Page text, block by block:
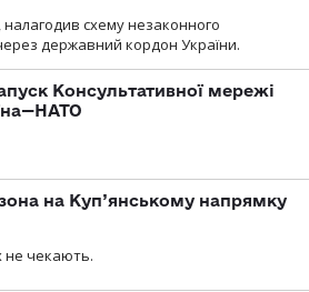
схему незаконного
державний кордон України.
Консультативної мережі
на Куп’янському напрямку
не чекають.